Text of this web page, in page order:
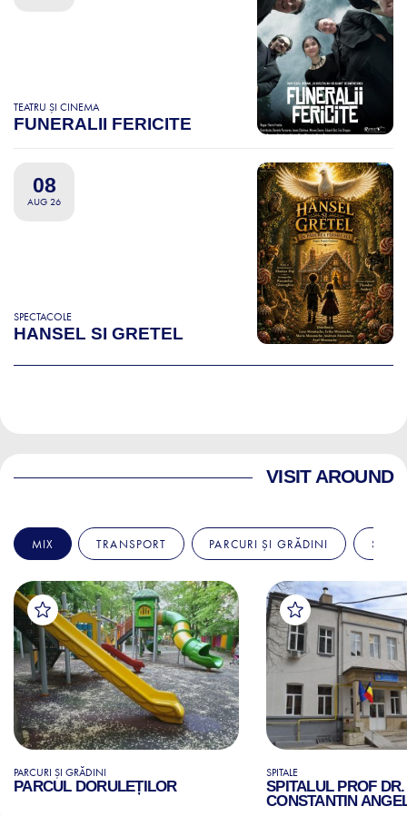
TEATRU ȘI CINEMA
FUNERALII FERICITE
08
AUG 26
SPECTACOLE
HANSEL SI GRETEL
VISIT AROUND
MIX TRANSPORT PARCURI ȘI GRĂDINI
PARCURI ȘI GRĂDINI
PARCUL DORULEȚILOR
SPITALE
SPITALUL PROF DR.
CONSTANTIN